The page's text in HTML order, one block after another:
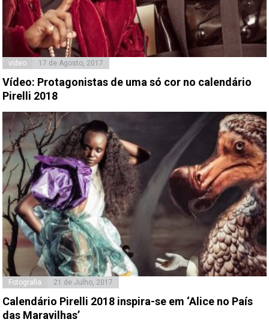
vídeo 17 de Agosto, 2017
Vídeo: Protagonistas de uma só cor no calendário
Pirelli 2018
Fotografia 21 de Julho, 2017
Calendário Pirelli 2018 inspira-se em ‘Alice no País
das Maravilhas’